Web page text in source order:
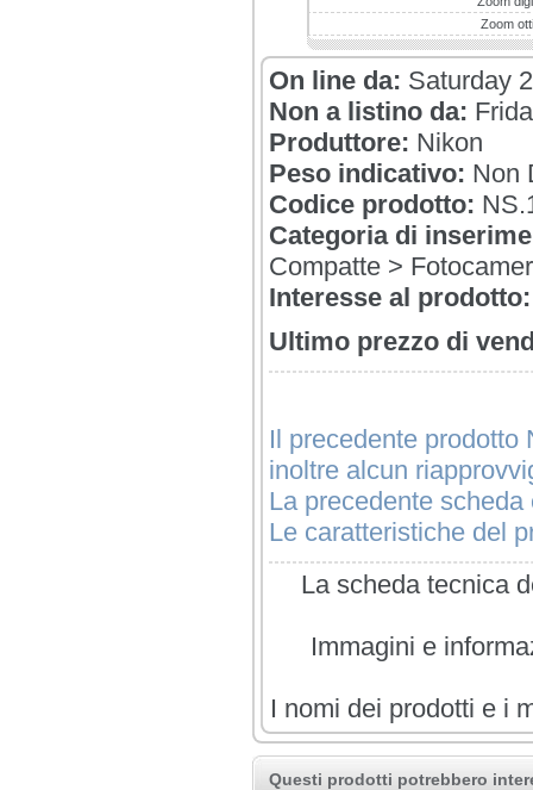
Zoom
On line da: Saturday
Non a listino da:
Produttore: Nikon
Peso indicativo: Non
Codice prodotto:
Categoria di
Compatte >
Interesse al prodotto:
Ultimo prezzo di
Il precedente prodotto
inoltre alcun
La precedente
Le caratteristiche del
La scheda tecnica
Immagini e
I nomi dei prodotti e i
Questi prodotti potrebbero